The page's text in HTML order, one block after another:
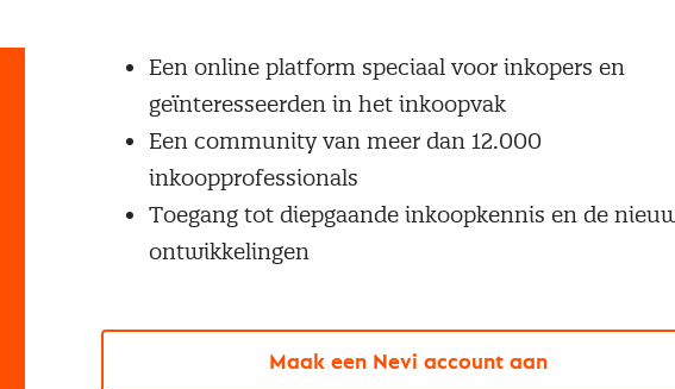
Een online platform speciaal voor inkopers en
geïnteresseerden in het inkoopvak
Een community van meer dan 12.000
inkoopprofessionals
Toegang tot diepgaande inkoopkennis en de
ontwikkelingen
Maak een Nevi account aan